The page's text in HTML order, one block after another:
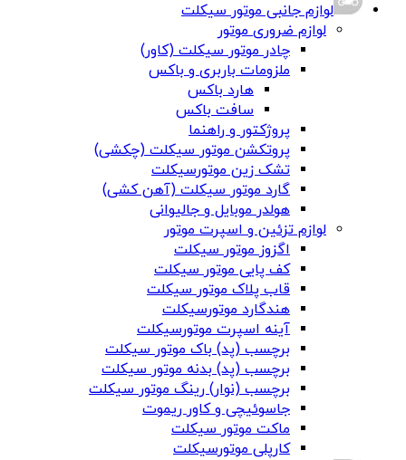
لوازم جانبی موتور سیکلت
لوازم ضروری موتور
چادر موتور سیکلت (کاور)
ملزومات باربری و باکس
هارد باکس
سافت باکس
پروژکتور و راهنما
پروتکشن موتور سیکلت (چکشی)
تشک زین موتورسیکلت
گارد موتور سیکلت (آهن کشی)
هولدر موبایل و جالیوانی
لوازم تزئین و اسپرت موتور
اگزوز موتور سیکلت
کف پایی موتور سیکلت
قاب پلاک موتور سیکلت
هندگارد موتورسیکلت
آینه اسپرت موتورسیکلت
برچسب (پد) باک موتور سیکلت
برچسب (پد) بدنه موتور سیکلت
برچسب (نوار) رینگ موتور سیکلت
جاسوئیچی و کاور ریموت
ماکت موتور سیکلت
کارپلی موتورسیکلت